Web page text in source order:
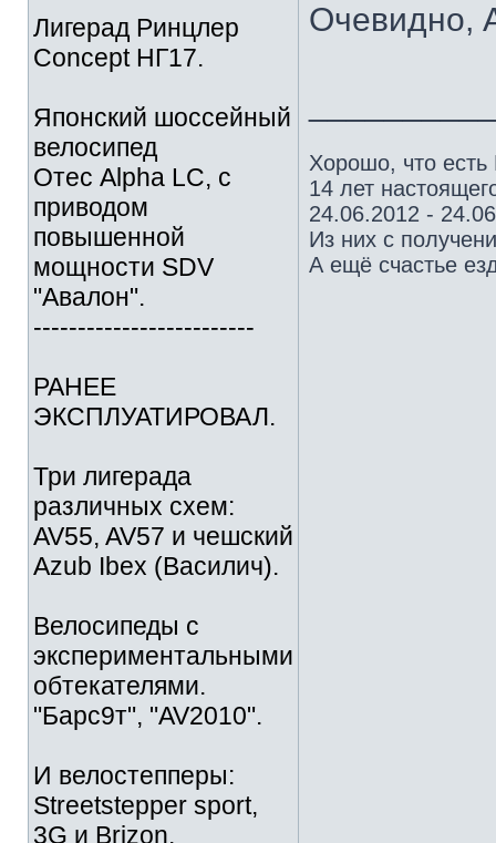
Лигерад Ринцлер
Concept НГ17.
Японский шоссейный
велосипед
Отес Alpha LC, с
приводом
повышенной
мощности SDV
"Авалон".
-------------------------
РАНЕЕ
ЭКСПЛУАТИРОВАЛ.
Три лигерада
различных схем:
AV55, AV57 и чешский
Azub Ibex (Василич).
Велосипеды с
экспериментальными
обтекателями.
"Барс9т", "AV2010".
И велостепперы:
Streetstepper sport,
3G и Brizon.
Очевидно,
Хорошо, что
14 лет
24.06.2012 -
Из них с
А ещё счастье